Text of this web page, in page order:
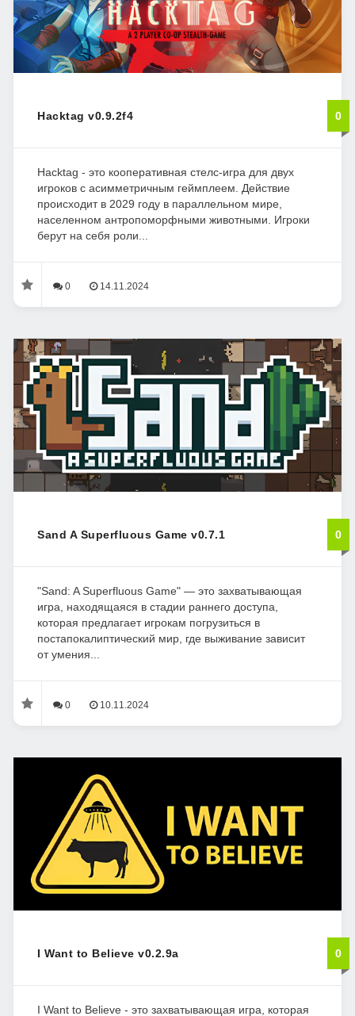
Hacktag v0.9.2f4 0
Hacktag - это кооперативная стелс-игра для двух
игроков с асимметричным геймплеем. Действие
происходит в 2029 году в параллельном мире,
населенном антропоморфными животными. Игроки
берут на себя роли...
0 14.11.2024
Sand A Superfluous Game v0.7.1 0
"Sand: A Superfluous Game" — это захватывающая
игра, находящаяся в стадии раннего доступа,
которая предлагает игрокам погрузиться в
постапокалиптический мир, где выживание зависит
от умения...
0 10.11.2024
I Want to Believe v0.2.9a 0
I Want to Believe - это захватывающая игра, которая